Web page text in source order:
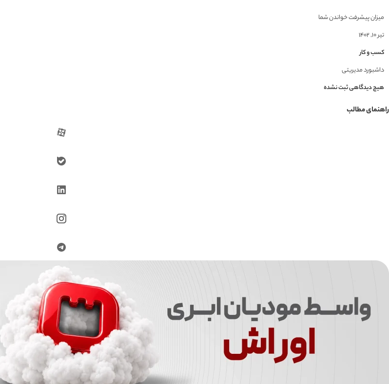
میزان پیشرفت خواندن شما
تیر ۱۰, ۱۴۰۲
کسب و کار
داشبورد مدیریتی
هیچ دیدگاهی ثبت نشده
راهنمای مطالب